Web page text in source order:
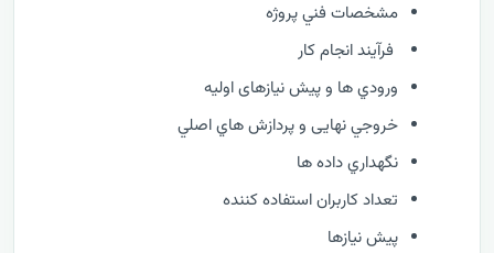
مشخصات فني پروژه
فرآيند انجام کار
ورودي ها و پیش نیازهای اولیه
خروجي نهایی و پردازش هاي اصلي
نگهداري داده ها
تعداد کاربران استفاده کننده
پیش نیازها